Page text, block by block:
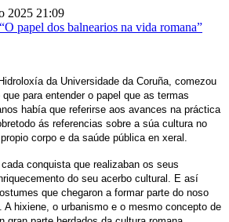
2025 21:09
da Universidade da Coruña, comezou
para entender o papel que as termas
había que referirse aos avances na práctica
ás referencias sobre a súa cultura no
corpo e da saúde pública en xeral.
conquista que realizaban os seus
do seu acerbo cultural. E así
que chegaron a formar parte do noso
hixiene, o urbanismo e o mesmo concepto de